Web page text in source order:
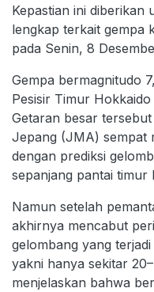
Kepastian ini diberikan
lengkap terkait gempa
pada Senin, 8
Gempa bermagnitudo
Pesisir Timur
Getaran besar
Jepang (JMA) sempat
dengan prediksi
sepanjang pantai timur
Namun setelah
akhirnya mencabut
gelombang yang
yakni hanya sekitar
menjelaskan bahwa